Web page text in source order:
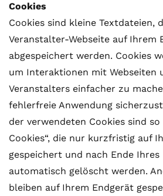
Cookies
Cookies sind kleine Textdateien,
Veranstalter-Webseite auf Ihrem
abgespeichert werden. Cookies
um Interaktionen mit Webseiten
Veranstalters einfacher zu
fehlerfreie Anwendung
der verwendeten Cookies sind so
Cookies“, die nur kurzfristig auf
gespeichert und nach Ende Ihres
automatisch gelöscht werden.
bleiben auf Ihrem Endgerät